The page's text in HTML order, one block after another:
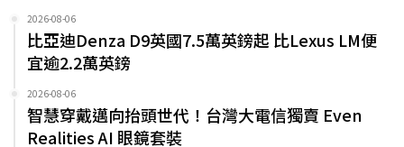
2026-08-06
比亞迪Denza D9英國7.5萬英鎊起 比Lexus LM便
宜逾2.2萬英鎊
2026-08-06
智慧穿戴邁向抬頭世代！台灣大電信獨賣 Even
Realities AI 眼鏡套裝